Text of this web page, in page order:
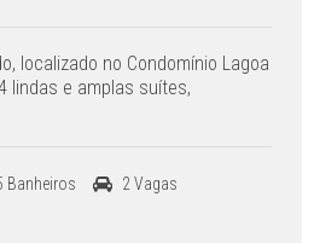
localizado no Condomínio Lagoa
lindas e amplas suítes,
Banheiros 2 Vagas